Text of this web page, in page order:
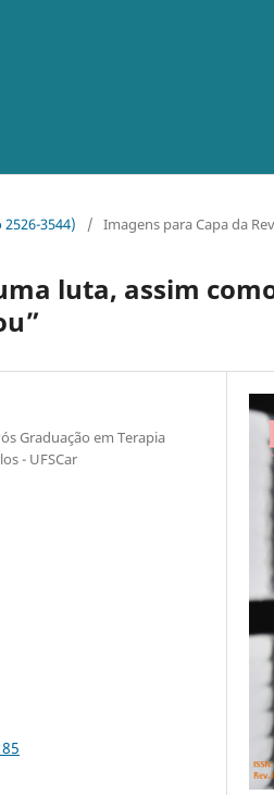
3544) / Imagens para Capa da
luta, assim
Graduação em Terapia
- UFSCar